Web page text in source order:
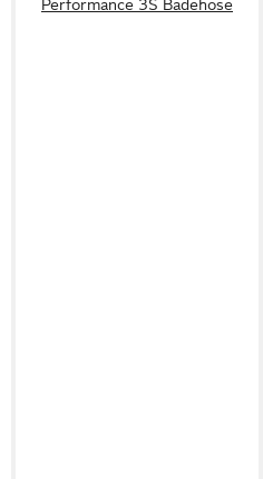
Performance 3S Badehose